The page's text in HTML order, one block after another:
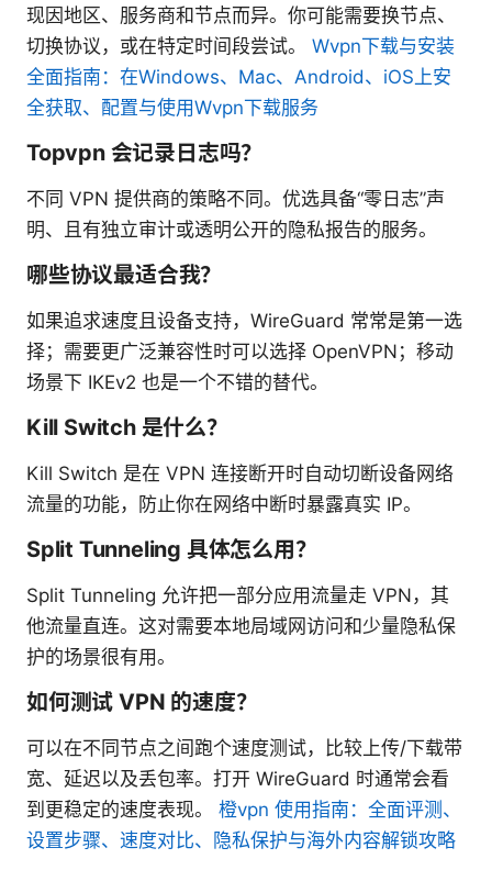
现因地区、服务商和节点而异。你可能需要换节点、
切换协议，或在特定时间段尝试。 Wvpn下载与安装
全面指南：在Windows、Mac、Android、iOS上安
全获取、配置与使用Wvpn下载服务
Topvpn 会记录日志吗？
不同 VPN 提供商的策略不同。优选具备“零日志”声
明、且有独立审计或透明公开的隐私报告的服务。
哪些协议最适合我？
如果追求速度且设备支持，WireGuard 常常是第一选
择；需要更广泛兼容性时可以选择 OpenVPN；移动
场景下 IKEv2 也是一个不错的替代。
Kill Switch 是什么？
Kill Switch 是在 VPN 连接断开时自动切断设备网络
流量的功能，防止你在网络中断时暴露真实 IP。
Split Tunneling 具体怎么用？
Split Tunneling 允许把一部分应用流量走 VPN，其
他流量直连。这对需要本地局域网访问和少量隐私保
护的场景很有用。
如何测试 VPN 的速度？
可以在不同节点之间跑个速度测试，比较上传/下载带
宽、延迟以及丢包率。打开 WireGuard 时通常会看
到更稳定的速度表现。 橙vpn 使用指南：全面评测、
设置步骤、速度对比、隐私保护与海外内容解锁攻略